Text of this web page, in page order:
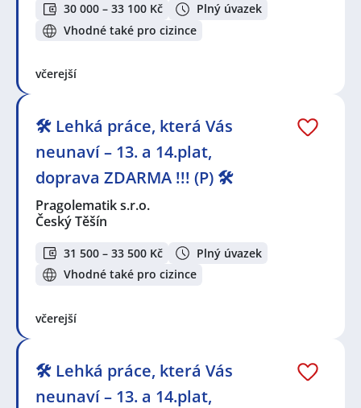
30 000 – 33 100 Kč
Plný úvazek
Vhodné také pro cizince
včerejší
🛠️ Lehká práce, která Vás
neunaví – 13. a 14.plat,
doprava ZDARMA !!! (P) 🛠️
Pragolematik s.r.o.
Český Těšín
31 500 – 33 500 Kč
Plný úvazek
Vhodné také pro cizince
včerejší
🛠️ Lehká práce, která Vás
neunaví – 13. a 14.plat,